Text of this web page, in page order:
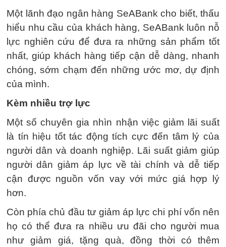
Một lãnh đạo ngân hàng SeABank cho biết, thấu
hiểu nhu cầu của khách hàng, SeABank luôn nỗ
lực nghiên cứu để đưa ra những sản phẩm tốt
nhất, giúp khách hàng tiếp cận dễ dàng, nhanh
chóng, sớm chạm đến những ước mơ, dự định
của mình.
Kèm nhiều trợ lực
Một số chuyên gia nhìn nhận việc giảm lãi suất
là tín hiệu tốt tác động tích cực đến tâm lý của
người dân và doanh nghiệp. Lãi suất giảm giúp
người dân giảm áp lực về tài chính và dễ tiếp
cận được nguồn vốn vay với mức giá hợp lý
hơn.
Còn phía chủ đầu tư giảm áp lực chi phí vốn nên
họ có thể đưa ra nhiều ưu đãi cho người mua
như giảm giá, tặng quà, đồng thời có thêm